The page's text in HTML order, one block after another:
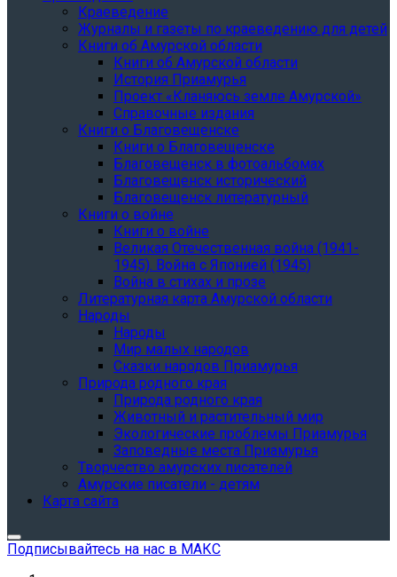
Краеведение
Журналы и газеты по краеведению для детей
Книги об Амурской области
Книги об Амурской области
История Приамурья
Проект «Кланяюсь земле Амурской»
Справочные издания
Книги о Благовещенске
Книги о Благовещенске
Благовещенск в фотоальбомах
Благовещенск исторический
Благовещенск литературный
Книги о войне
Книги о войне
Великая Отечественная война (1941-
1945). Война с Японией (1945)
Война в стихах и прозе
Литературная карта Амурской области
Народы
Народы
Мир малых народов
Сказки народов Приамурья
Природа родного края
Природа родного края
Животный и растительный мир
Экологические проблемы Приамурья
Заповедные места Приамурья
Творчество амурских писателей
Амурские писатели - детям
Карта сайта
Подписывайтесь на нас в МАКС